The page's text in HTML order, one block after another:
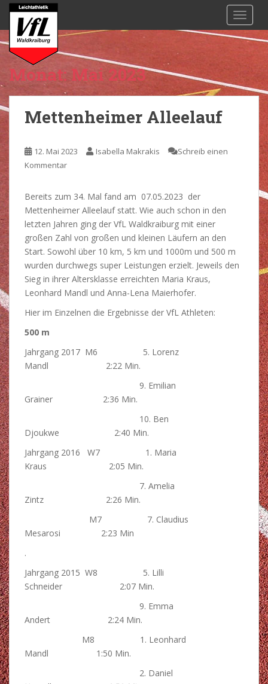
i
p
m
a
t
e
n
t
Monat: Mai 2023
Mettenheimer Alleelauf
12. Mai 2023 Isabella Makrakis
Schreib einen
Kommentar
Bereits zum 34. Mal fand am 07.05.2023 der
Mettenheimer Alleelauf statt. Wie auch schon in den
letzten Jahren ging der VfL Waldkraiburg mit einer
großen Zahl von großen und kleinen Läufern an den
Start. Sowohl über 10 km, 5 km und 1000m und 500 m
wurden durchwegs super Leistungen erzielt. Jeweils den
Sieg in ihrer Altersklasse erreichten Maria Kraus,
Leonhard Mandl und Anna-Lena Maierhofer.
Hier im Einzelnen die Ergebnisse der VfL Athleten:
500 m
Jahrgang 2017 M6 5. Lorenz
Mandl 2:22 Min.
9. Emilian
Grainer 2:36 Min.
10. Ben
Djoukwe 2:40 Min.
Jahrgang 2016 W7 1. Maria
Kraus 2:05 Min.
7. Amelia
Zintz 2:26 Min.
M7 7. Claudius
Mesarosi 2:23 Min
.
Jahrgang 2015 W8 5. Lilli
Schneider 2:07 Min.
9. Emma
Andert 2:24 Min.
M8 1. Leonhard
Mandl 1:50 Min.
2. Daniel